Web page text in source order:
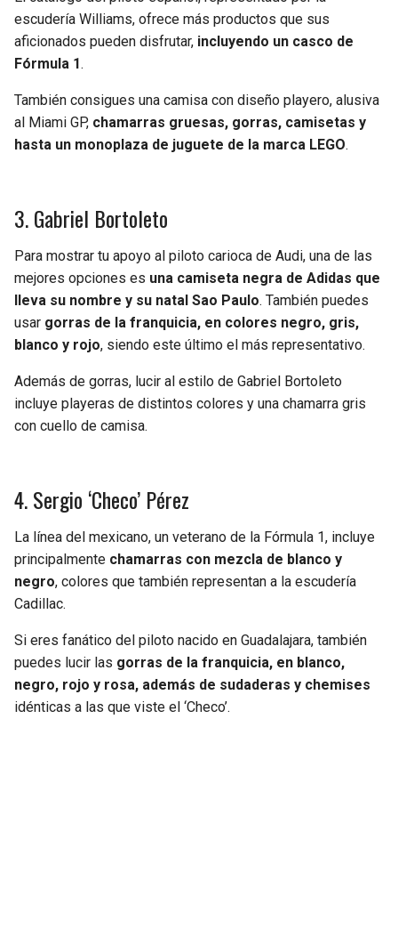
escudería Williams, ofrece más productos que sus
aficionados pueden disfrutar, incluyendo un casco de
Fórmula 1.
También consigues una camisa con diseño playero, alusiva
al Miami GP, chamarras gruesas, gorras, camisetas y
hasta un monoplaza de juguete de la marca LEGO.
3. Gabriel Bortoleto
Para mostrar tu apoyo al piloto carioca de Audi, una de las
mejores opciones es una camiseta negra de Adidas que
lleva su nombre y su natal Sao Paulo. También puedes
usar gorras de la franquicia, en colores negro, gris,
blanco y rojo, siendo este último el más representativo.
Además de gorras, lucir al estilo de Gabriel Bortoleto
incluye playeras de distintos colores y una chamarra gris
con cuello de camisa.
4. Sergio ‘Checo’ Pérez
La línea del mexicano, un veterano de la Fórmula 1, incluye
principalmente chamarras con mezcla de blanco y
negro, colores que también representan a la escudería
Cadillac.
Si eres fanático del piloto nacido en Guadalajara, también
puedes lucir las gorras de la franquicia, en blanco,
negro, rojo y rosa, además de sudaderas y chemises
idénticas a las que viste el ‘Checo’.